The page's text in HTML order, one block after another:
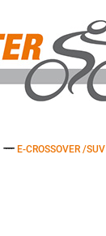
E-CROSSOVER /